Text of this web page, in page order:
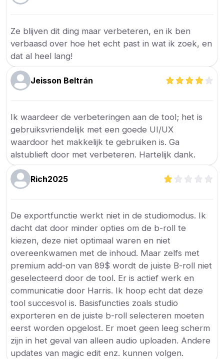
Ze blijven dit ding maar verbeteren, en ik ben
verbaasd over hoe het echt past in wat ik zoek, en
dat al heel lang!
Jeisson Beltrán
Ik waardeer de verbeteringen aan de tool; het is
gebruiksvriendelijk met een goede UI/UX
waardoor het makkelijk te gebruiken is. Ga
alstublieft door met verbeteren. Hartelijk dank.
Rich2025
De exportfunctie werkt niet in de studiomodus. Ik
dacht dat door minder opties om de b-roll te
kiezen, deze niet optimaal waren en niet
overeenkwamen met de inhoud. Maar zelfs met
premium add-on van 89$ wordt de juiste B-roll niet
geselecteerd door de tool. Er is actief werk en
communicatie door Harris. Ik hoop echt dat deze
tool succesvol is. Basisfuncties zoals studio
exporteren en de juiste b-roll selecteren moeten
eerst worden opgelost. Er moet geen leeg scherm
zijn in het geval van alleen audio uploaden. Andere
updates van magic edit enz. kunnen volgen.